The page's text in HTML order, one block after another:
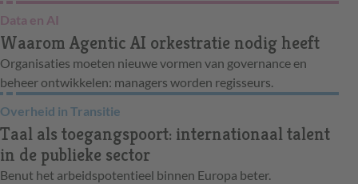
Data en AI
Waarom Agentic AI orkestratie nodig heeft
Organisaties moeten nieuwe vormen van governance en
beheer ontwikkelen: managers worden regisseurs.
Overheid in Transitie
Taal als toegangspoort: internationaal talent
in de publieke sector
Benut het arbeidspotentieel binnen Europa beter.